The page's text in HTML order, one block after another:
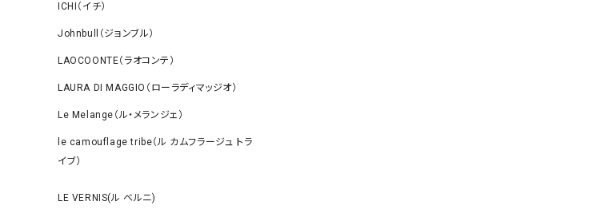
ICHI（イチ）
Johnbull（ジョンブル）
LAOCOONTE（ラオコンテ）
LAURA DI MAGGIO（ローラディマッジオ）
Le Melange（ル・メランジェ）
le camouflage tribe（ル カムフラージュ トラ
イブ）
LE VERNIS(ル ベルニ)